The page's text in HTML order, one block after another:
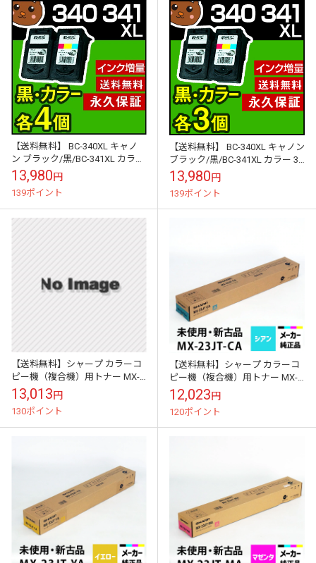
【送料無料】 BC-340XL キャノ
ン ブラック/黒/BC-341XL カラー
4個4個セット 【BC-340/BC-341
大容...
13,980円
139ポイント
【送料無料】 BC-340XL キャノン
ブラック/黒/BC-341XL カラー 3
個3個セット 【BC-340/BC-341大
13,980円
139ポイント
【送料無料】シャープ カラーコ
ピー機（複合機）用トナー MX-
23JT-BA （ブラック）適合機種
MX-2310F MX-251...
13,013円
130ポイント
【送料無料】シャープ カラーコ
ピー機（複合機）用トナー MX-
23JT-CA （シアン）適合機種
MX-2310F MX-2514...
12,023円
120ポイント